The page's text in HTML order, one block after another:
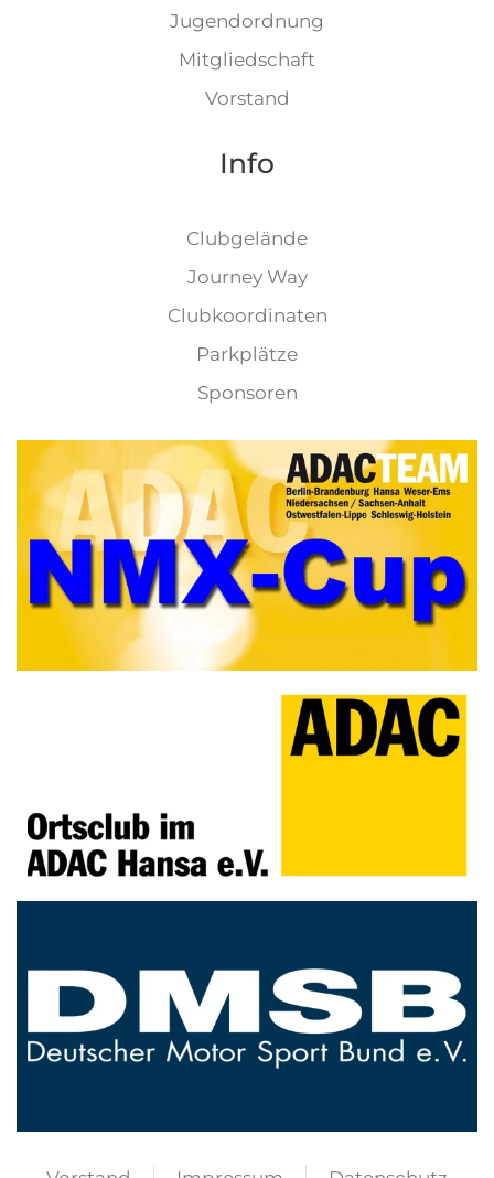
Jugendordnung
Mitgliedschaft
Vorstand
Info
Clubgelände
Journey Way
Clubkoordinaten
Parkplätze
Sponsoren